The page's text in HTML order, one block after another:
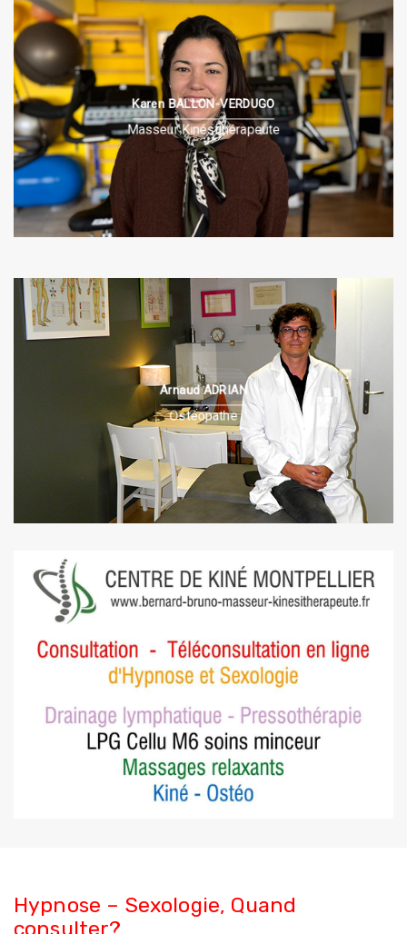
Karen BALLON-VERDUGO
Masseur Kinésithérapeute
PRÉSENTATION
Arnaud ADRIAN
Ostéopathe
PRÉSENTATION
Hypnose – Sexologie, Quand
consulter?